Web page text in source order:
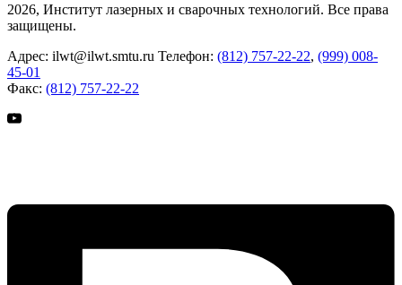
2026, Институт лазерных и сварочных технологий. Все права
защищены.
Адрес: ilwt@ilwt.smtu.ru Телефон: (812) 757-22-22, (999) 008-
45-01
Факс: (812) 757-22-22